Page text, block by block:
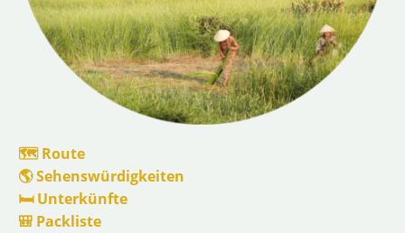
🗺 Route
🌎 Sehenswürdigkeiten
🛏️ Unterkünfte
🎒 Packliste